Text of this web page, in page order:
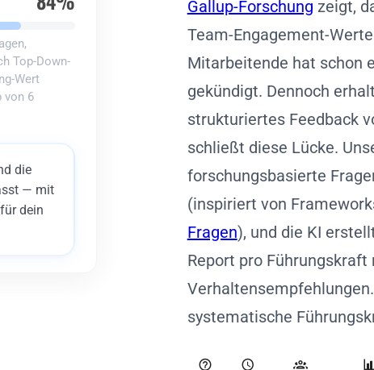
Top-Down-
Wert
von 6
die
— mit
dein
Gallup-Forschung zeigt,
Team-Engagement-
Mitarbeitende hat schon
gekündigt. Dennoch
strukturiertes Feedback
schließt diese Lücke.
forschungsbasierte
(inspiriert von
Fragen), und die KI
Report pro
systematische